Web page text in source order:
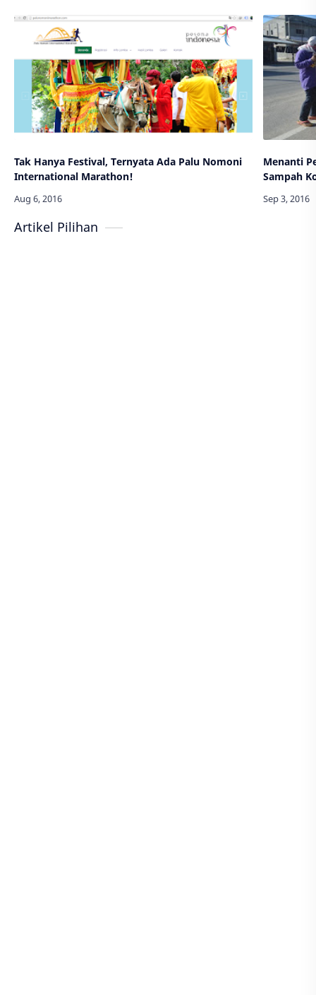
Tak Hanya Festival, Ternyata Ada Palu Nomoni
International Marathon!
Menanti
Sampah
Artikel Pilihan